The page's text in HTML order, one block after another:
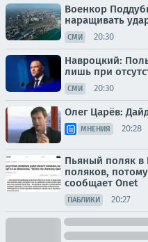
Военкор
наращивать
СМИ 20:30
Навроцкий:
лишь при
СМИ 20:30
Олег Царёв:
МНЕНИЯ 20:28
Пьяный поляк в
поляков,
сообщает Onet
ПАБЛИКИ 20:27